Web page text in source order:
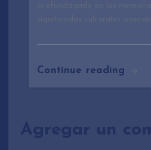
Continue reading
Agregar un